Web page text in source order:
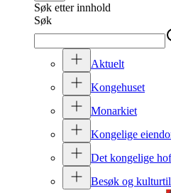
Søk etter innhold
Søk
Aktuelt
Kongehuset
Monarkiet
Kongelige
Det kongelige
Besøk og